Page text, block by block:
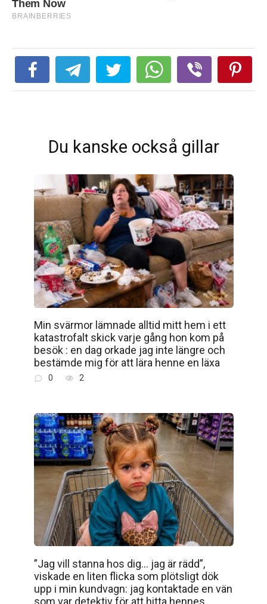
Du kanske också gillar
Min svärmor lämnade alltid mitt hem i ett
katastrofalt skick varje gång hon kom på
besök : en dag orkade jag inte längre och
bestämde mig för att lära henne en läxa
0 2
”Jag vill stanna hos dig… jag är rädd”,
viskade en liten flicka som plötsligt dök
upp i min kundvagn: jag kontaktade en vän
som var detektiv för att hitta hennes